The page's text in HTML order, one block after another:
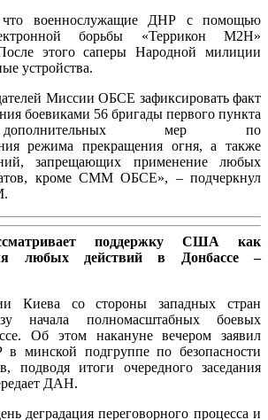
что военнослужащие ДНР с помощью
борьбы «Террикон М2Н»
этого саперы Народной милиции
устройства.
Миссии ОБСЕ зафиксировать факт
боевиками 56 бригады первого пункта
мер по
режима прекращения огня, а также
запрещающих применение любых
кроме СММ ОБСЕ», – подчеркнул
поддержку США как
любых действий в Донбассе –
Киева со стороны западных стран
начала полномасштабных боевых
Об этом накануне вечером заявил
в минской подгруппе по безопасности
подводя итоги очередного заседания
ДАН.
деградация переговорного процесса и